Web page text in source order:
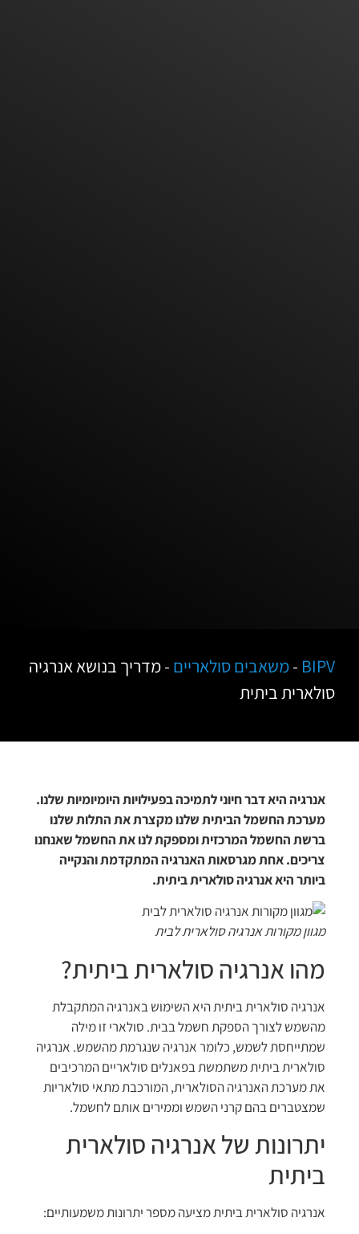
BIPV
-משאבים סולאריים -מדריך בנושא אנרגיה
סולארית ביתית
אנרגיה היא דבר חיוני לתמיכה בפעילויות היומיומיות שלנו.
מערכת החשמל הביתית שלנו מקצרת את התלות שלנו
ברשת החשמל המרכזית ומספקת לנו את החשמל שאנחנו
צריכים. אחת מגרסאות האנרגיה המתקדמת והנקייה
ביותר היא אנרגיה סולארית ביתית.
מגוון מקורות אנרגיה סולארית לבית
מהו אנרגיה סולארית ביתית?
אנרגיה סולארית ביתית היא השימוש באנרגיה המתקבלת
מהשמש לצורך הספקת חשמל בבית. סולארי זו מילה
שמתייחסת לשמש, כלומר אנרגיה שנגרמת מהשמש. אנרגיה
סולארית ביתית משתמשת בפאנלים סולאריים המרכיבים
את מערכת האנרגיה הסולארית, המורכבת מתאי סולאריות
שמצטברים בהם קרני השמש וממירים אותם לחשמל.
יתרונות של אנרגיה סולארית
ביתית
אנרגיה סולארית ביתית מציעה מספר יתרונות משמעותיים: